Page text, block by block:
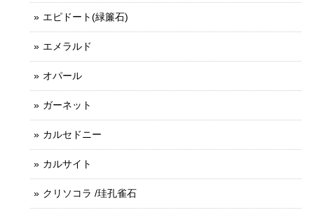
エピドート(緑簾石)
エメラルド
オパール
ガーネット
カルセドニー
カルサイト
クリソコラ /珪孔雀石